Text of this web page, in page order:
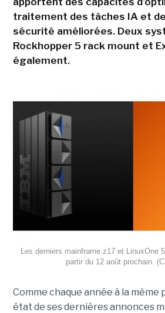
traitement des tâches IA et
sécurité améliorées. Deux
Rockhopper 5 rack mount et
également.
Les derniers mainframe z17 et LinuxOne
partir du 12 août prochain.
Comme chaque année à la même
état de ses dernières annonces